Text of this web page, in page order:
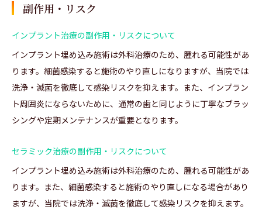
副作用・リスク
インプラント治療の副作用・リスクについて
インプラント埋め込み施術は外科治療のため、腫れる可能性があ
ります。細菌感染すると施術のやり直しになりますが、当院では
洗浄・滅菌を徹底して感染リスクを抑えます。また、インプラン
ト周囲炎にならないために、通常の歯と同じように丁寧なブラッ
シングや定期メンテナンスが重要となります。
セラミック治療の副作用・リスクについて
インプラント埋め込み施術は外科治療のため、腫れる可能性があ
ります。また、細菌感染すると施術のやり直しになる場合があり
ますが、当院では洗浄・滅菌を徹底して感染リスクを抑えます。